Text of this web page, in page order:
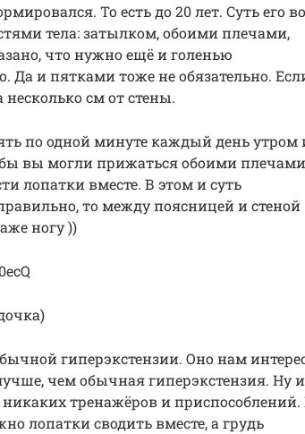
То есть до 20 лет. Суть его
тела: затылком, обоими плечами,
что нужно ещё и голенью
Да и пятками тоже не обязательно.
см от стены.
по одной минуте каждый день утром
вы могли прижаться обоими
лопатки вместе. В этом и суть
то между поясницей и стеной
ногу ))
гиперэкстензии. Оно нам
чем обычная гиперэкстензия. Ну и
тренажёров и
лопатки сводить вместе, а грудь